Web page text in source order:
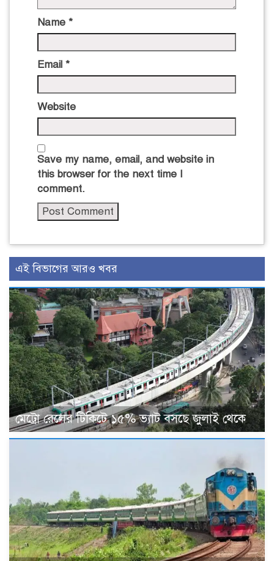
Name *
Email *
Website
Save my name, email, and website in
this browser for the next time I
comment.
এই বিভাগের আরও খবর
মেট্রো রেলের টিকিটে ১৫% ভ্যাট বসছে জুলাই থেকে